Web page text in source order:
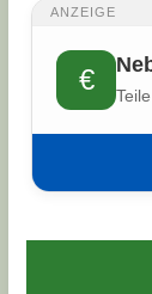
ANZEIGE
€